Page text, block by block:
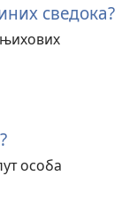
сведока?
особа